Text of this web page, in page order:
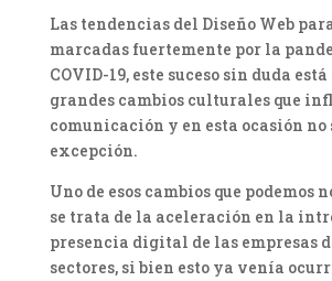
Las tendencias del Diseño Web
marcadas fuertemente por la
COVID-19, este suceso sin duda
grandes cambios culturales que
comunicación y en esta ocasión no
excepción.
Uno de esos cambios que podemos
se trata de la aceleración en la
presencia digital de las empresas
sectores, si bien esto ya venía